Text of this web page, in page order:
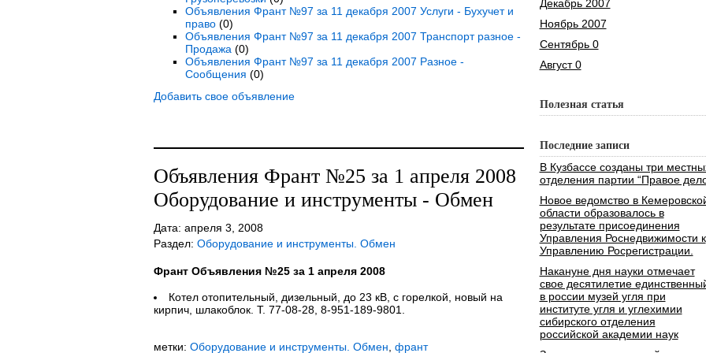
Объявления Франт №97 за 11 декабря 2007 Услуги - Бухучет и
право(0)
Объявления Франт №97 за 11 декабря 2007 Транспорт разное -
Продажа (0)
Объявления Франт №97 за 11 декабря 2007 Разное -
Сообщения (0)
Добавить свое объявление
Объявления Франт №25 за 1 апреля 2008
Оборудование и инструменты - Обмен
Дата: апреля 3, 2008
Раздел: Оборудование и инструменты. Обмен
Франт Объявления №25 за 1 апреля 2008
Котел отопительный, дизельный, до 23 кВ, с горелкой, новый на
кирпич, шлакоблок. Т. 77-08-28, 8-951-189-9801.
метки: Оборудование и инструменты. Обмен франт
Декабрь 2007
Ноябрь 2007
Сентябрь 0
Август 0
Полезная статья
Последние записи
В Кузбассе созданы три
отделения партии “Правое
Новое ведомство в
области образовалось в
результате присоединения
Управления Роснедвижимости к
Управлению Росрегистрации.
Накануне дня науки отмечает
свое десятилетие
в россии музей угля при
институте угля и углехимии
сибирского отделения
российской академии наук